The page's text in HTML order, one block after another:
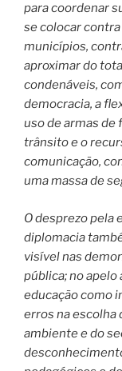
para coordenar
se colocar
municípios,
aproximar do
condenáveis,
democracia, a
uso de armas de
trânsito e o
comunicação,
uma massa de
O desprezo pela
diplomacia
visível nas
pública; no apelo
educação como
erros na escolha
ambiente e do